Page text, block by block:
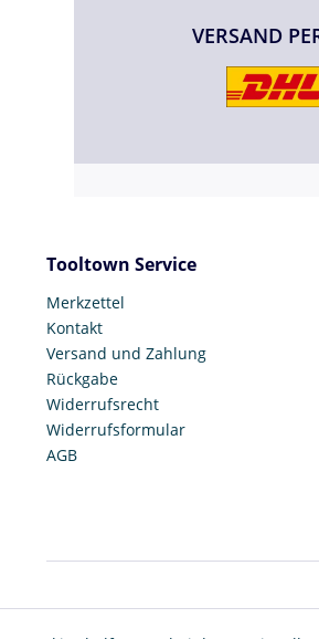
VERSAND
Tooltown Service
Merkzettel
Kontakt
Versand und Zahlung
Rückgabe
Widerrufsrecht
Widerrufsformular
AGB